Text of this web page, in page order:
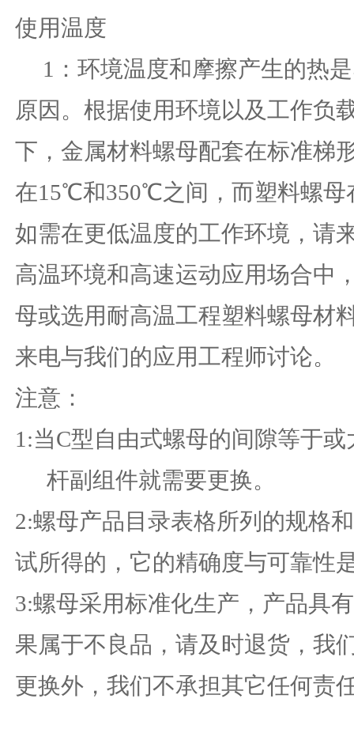
使用温度
1：环境温度和摩擦产生的热
原因。根据使用环境以及工作负
下，金属材料螺母配套在标准梯
在15℃和350℃之间，而塑料螺
如需在更低温度的工作环境，请
高温环境和高速运动应用场合中
母或选用耐高温工程塑料螺母材
来电与我们的应用工程师讨论。
注意：
1:当C型自由式螺母的间隙等于
杆副组件就需要更换。
2:螺母产品目录表格所列的规格
试所得的，它的精确度与可靠性
3:螺母采用标准化生产，产品具
果属于不良品，请及时退货，我
更换外，我们不承担其它任何责